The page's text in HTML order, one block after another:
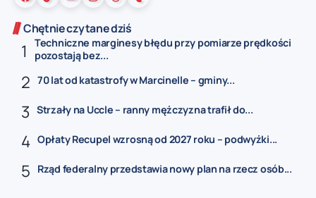
Chętnie czytane dziś
Techniczne marginesy błędu przy pomiarze prędkości
pozostają bez...
70 lat od katastrofy w Marcinelle – gminy...
Strzały na Uccle – ranny mężczyzna trafił do...
Opłaty Recupel wzrosną od 2027 roku – podwyżki...
Rząd federalny przedstawia nowy plan na rzecz osób...